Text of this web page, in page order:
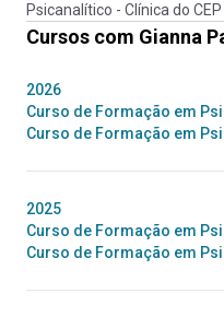
Psicanalítico - Clínica do CEP
Cursos com Gianna
2026
Curso de Formação em
Curso de Formação em
2025
Curso de Formação em
Curso de Formação em